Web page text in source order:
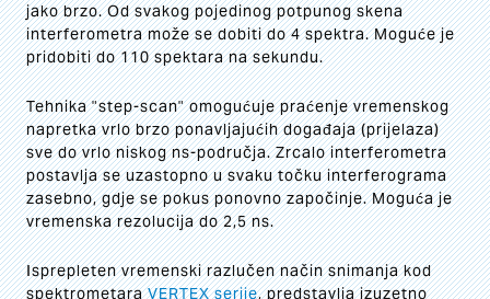
jako brzo. Od svakog pojedinog potpunog skena
interferometra može se dobiti do 4 spektra. Moguće je
pridobiti do 110 spektara na sekundu.
Tehnika "step-scan" omogućuje praćenje vremenskog
napretka vrlo brzo ponavljajućih događaja (prijelaza)
sve do vrlo niskog ns-područja. Zrcalo interferometra
postavlja se uzastopno u svaku točku interferograma
zasebno, gdje se pokus ponovno započinje. Moguća je
vremenska rezolucija do 2,5 ns.
Isprepleten vremenski razlučen način snimanja kod
spektrometaraVERTEX serije, predstavlja izuzetno